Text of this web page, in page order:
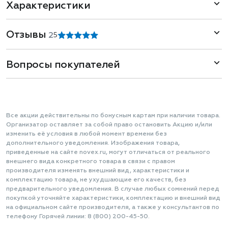
Характеристики
Отзывы 25
Вопросы покупателей
Все акции действительны по бонусным картам при наличии товара.
Организатор оставляет за собой право остановить Акцию и/или
изменить её условия в любой момент времени без
дополнительного уведомления. Изображения товара,
приведенные на сайте novex.ru, могут отличаться от реального
внешнего вида конкретного товара в связи с правом
производителя изменять внешний вид, характеристики и
комплектацию товара, не ухудшающие его качеств, без
предварительного уведомления. В случае любых сомнений перед
покупкой уточняйте характеристики, комплектацию и внешний вид
на официальном сайте производителя, а также у консультантов по
телефону Горячей линии: 8 (800) 200-45-50.